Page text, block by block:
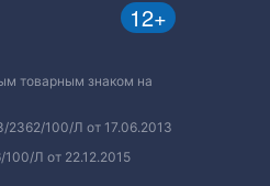
12+
товарным знаком на
100/Л от 17.06.2013
Л от 22.12.2015